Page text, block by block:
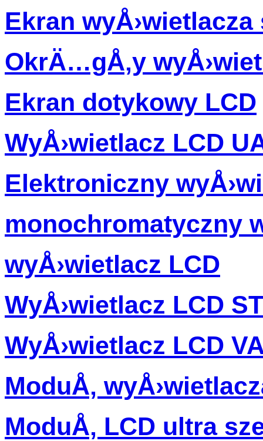
Ekran
OkrÄ…gÅ‚y
Ekran dotykowy LCD
WyÅ›wietlacz LCD
Elektroniczny
monochromatyczny
wyÅ›wietlacz LCD
WyÅ›wietlacz LCD
WyÅ›wietlacz LCD
ModuÅ‚
ModuÅ‚ LCD ultra